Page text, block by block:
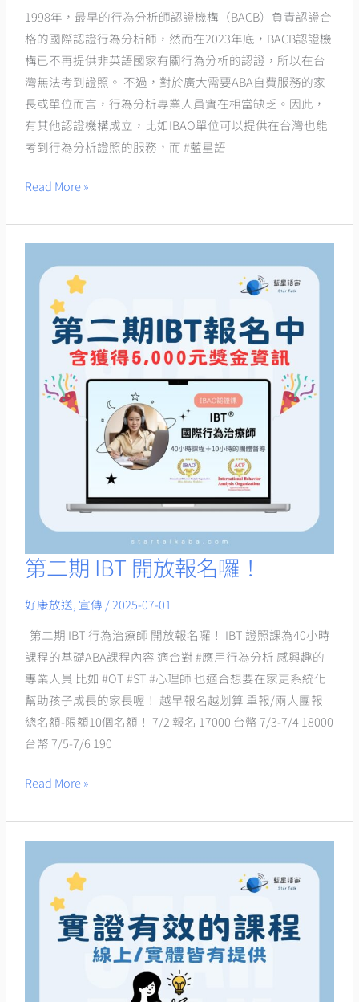
1998年，最早的行為分析師認證機構（BACB）負責認證合
格的國際認證行為分析師，然而在2023年底，BACB認證機
構已不再提供非英語國家有關行為分析的認證，所以在台
灣無法考到證照。 不過，對於廣大需要ABA自費服務的家
長或單位而言，行為分析專業人員實在相當缺乏。因此，
有其他認證機構成立，比如IBAO單位可以提供在台灣也能
考到行為分析證照的服務，而 #藍星語
國
際
證
照
嗎？
Read More »
第二期 IBT 開放報名囉！
好康放送, 宣傳 /2025-07-01
第二期 IBT 行為治療師 開放報名囉！ IBT 證照課為40小時
課程的基礎ABA課程內容 適合對 #應用行為分析 感興趣的
專業人員 比如 #OT #ST #心理師 也適合想要在家更系統化
幫助孩子成長的家長喔！ 越早報名越划算 單報/兩人團報
總名額-限額10個名額！ 7/2 報名 17000 台幣 7/3-7/4 18000
台幣 7/5-7/6 190
第
期
IBT
開
放
報
名
囉！
Read More »